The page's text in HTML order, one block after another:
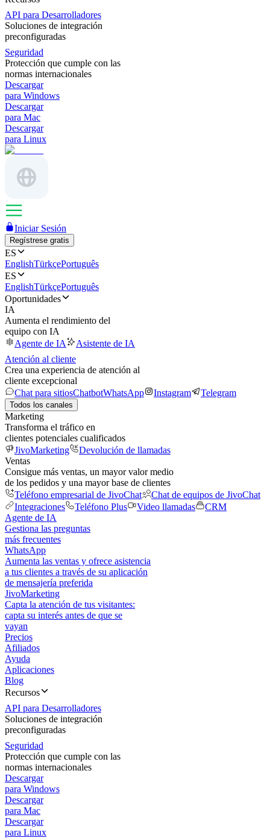
API para Desarrolladores
Soluciones de integración
preconfiguradas
Seguridad
Protección que cumple con las
normas internacionales
Descargar
para Windows
Descargar
para Mac
Descargar
para Linux
Iniciar Sesión
Regístrese gratis
ES
EnglishTürkçePortuguês
ES
EnglishTürkçePortuguês
Oportunidades
IA
Aumenta el rendimiento del
equipo con IA
Agente de IA
Asistente de IA
Atención al cliente
Crea una experiencia de atención al
cliente excepcional
Chat para sitiosChatbotWhatsApp Instagram Telegram
Todos los canales
Marketing
Transforma el tráfico en
clientes potenciales cualificados
JivoMarketing
Devolución de llamadas
Ventas
Consigue más ventas, un mayor valor medio
de los pedidos y una mayor base de clientes
Teléfono empresarial de JivoChat
Chat de equipos de JivoChat
Integraciones
Teléfono Plus Video llamadas
CRM
Agente de IA
Gestiona las preguntas
más frecuentes
WhatsApp
Aumenta las ventas y ofrece asistencia
a tus clientes a través de su aplicación
de mensajería preferida
JivoMarketing
Capta la atención de tus visitantes:
capta su interés antes de que se
vayan
Precios
Afiliados
Ayuda
Aplicaciones
Blog
Recursos
API para Desarrolladores
Soluciones de integración
preconfiguradas
Seguridad
Protección que cumple con las
normas internacionales
Descargar
para Windows
Descargar
para Mac
Descargar
para Linux